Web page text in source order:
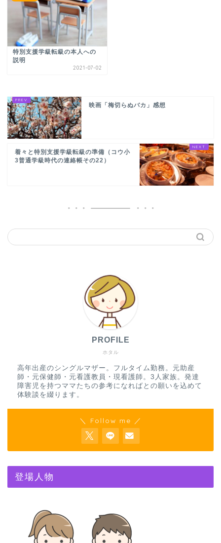
特別支援学級転級の本人への
説明
2021-07-02
映画「梅切らぬバカ」感想
着々と特別支援学級転級の準備（コウ小
3普通学級時代の連絡帳その22）
ホタル
PROFILE
高年出産のシングルマザー。フルタイム勤務。元助産
師・元保健師・元看護教員・現看護師。3人家族。発達
障害児を持つママたちの参考になればとの願いを込めて
体験談を綴ります。
＼ Follow me ／
登場人物